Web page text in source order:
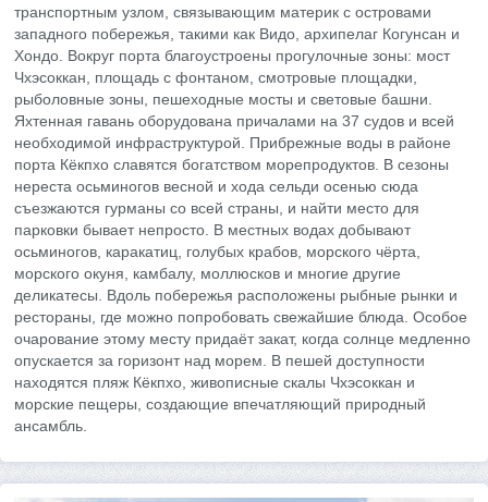
транспортным узлом, связывающим материк с островами
западного побережья, такими как Видо, архипелаг Когунсан и
Хондо. Вокруг порта благоустроены прогулочные зоны: мост
Чхэсоккан, площадь с фонтаном, смотровые площадки,
рыболовные зоны, пешеходные мосты и световые башни.
Яхтенная гавань оборудована причалами на 37 судов и всей
необходимой инфраструктурой. Прибрежные воды в районе
порта Кёкпхо славятся богатством морепродуктов. В сезоны
нереста осьминогов весной и хода сельди осенью сюда
съезжаются гурманы со всей страны, и найти место для
парковки бывает непросто. В местных водах добывают
осьминогов, каракатиц, голубых крабов, морского чёрта,
морского окуня, камбалу, моллюсков и многие другие
деликатесы. Вдоль побережья расположены рыбные рынки и
рестораны, где можно попробовать свежайшие блюда. Особое
очарование этому месту придаёт закат, когда солнце медленно
опускается за горизонт над морем. В пешей доступности
находятся пляж Кёкпхо, живописные скалы Чхэсоккан и
морские пещеры, создающие впечатляющий природный
ансамбль.